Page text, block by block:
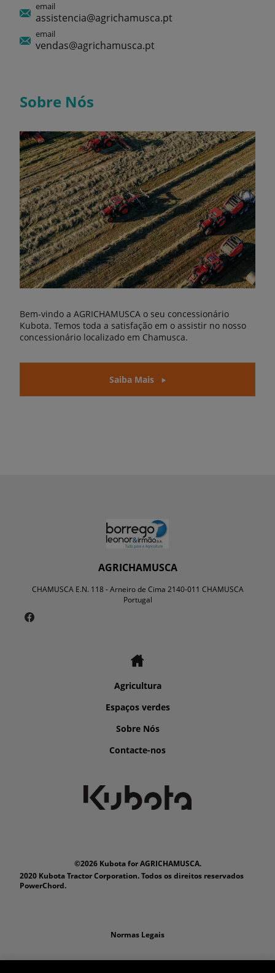
email
assistencia@agrichamusca.pt
email
vendas@agrichamusca.pt
Sobre Nós
Bem-vindo a AGRICHAMUSCA o seu concessionário
Kubota. Temos toda a satisfação em o assistir no nosso
concessionário localizado em Chamusca.
Saiba Mais
AGRICHAMUSCA
CHAMUSCA E.N. 118 - Arneiro de Cima 2140-011 CHAMUSCA
Portugal
Agricultura
Espaços verdes
Sobre Nós
Contacte-nos
©2026 Kubota for AGRICHAMUSCA.
2020 Kubota Tractor Corporation. Todos os direitos reservados
PowerChord.
Normas Legais